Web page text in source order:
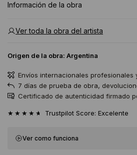
Información de la obra
Ver toda la obra del artista
Origen de la obra: Argentina
Envíos internacionales profesionales
7 días de prueba de obra,
Certificado de autenticidad firmado
★★★★★ Trustpilot Score: Excelente
Ver como funciona